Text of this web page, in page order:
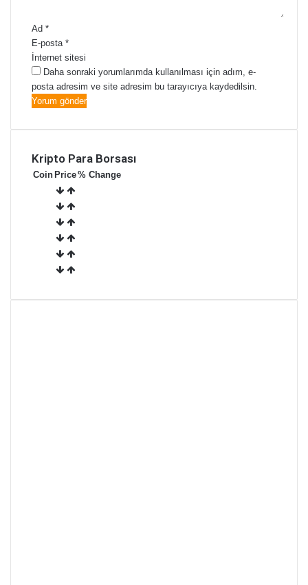
Ad *
E-posta *
İnternet sitesi
Daha sonraki yorumlarımda kullanılması için adım, e-
posta adresim ve site adresim bu tarayıcıya kaydedilsin.
Kripto Para Borsası
Coin Price% Change